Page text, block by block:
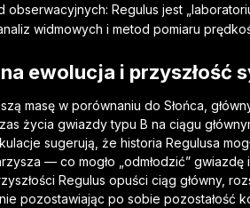
obserwacyjnych: Regulus jest
widmowych i metod pomiaru
ewolucja i przyszłość
masę w porównaniu do Słońca,
życia gwiazdy typu B na ciągu
sugerują, że historia Regulusa
— co mogło „odmłodzić” gwiazdę
Regulus opuści ciąg główny,
pozostawiając po sobie pozostałość